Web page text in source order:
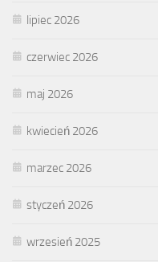
lipiec 2026
czerwiec 2026
maj 2026
kwiecień 2026
marzec 2026
styczeń 2026
wrzesień 2025